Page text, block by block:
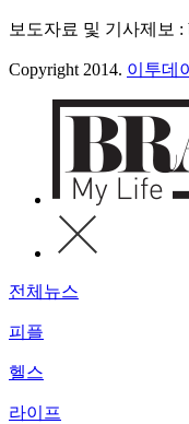
보도자료 및 기사제보 :
Copyright 2014. 이투데
전체뉴스
피플
헬스
라이프